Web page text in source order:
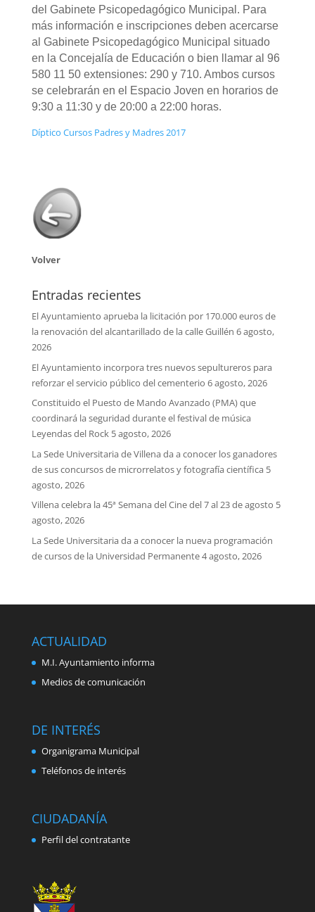
del Gabinete Psicopedagógico Municipal. Para
más información e inscripciones deben acercarse
al Gabinete Psicopedagógico Municipal situado
en la Concejalía de Educación o bien llamar al 96
580 11 50 extensiones: 290 y 710. Ambos cursos
se celebrarán en el Espacio Joven en horarios de
9:30 a 11:30 y de 20:00 a 22:00 horas.
Díptico Cursos Padres y Madres 2017
Volver
Entradas recientes
El Ayuntamiento aprueba la licitación por 170.000 euros de
la renovación del alcantarillado de la calle Guillén 6 agosto,
2026
El Ayuntamiento incorpora tres nuevos sepultureros para
reforzar el servicio público del cementerio 6 agosto, 2026
Constituido el Puesto de Mando Avanzado (PMA) que
coordinará la seguridad durante el festival de música
Leyendas del Rock 5 agosto, 2026
La Sede Universitaria de Villena da a conocer los ganadores
de sus concursos de microrrelatos y fotografía científica 5
agosto, 2026
Villena celebra la 45ª Semana del Cine del 7 al 23 de agosto 5
agosto, 2026
La Sede Universitaria da a conocer la nueva programación
de cursos de la Universidad Permanente4 agosto, 2026
ACTUALIDAD
M.I. Ayuntamiento informa
Medios de comunicación
DE INTERÉS
Organigrama Municipal
Teléfonos de interés
CIUDADANÍA
Perfil del contratante